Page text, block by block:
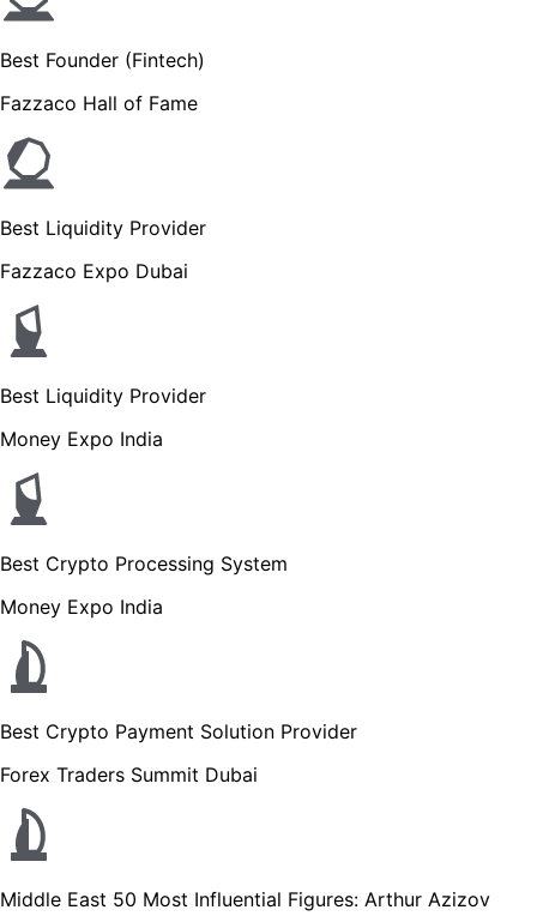
Best Founder (Fintech)
Fazzaco Hall of Fame
Best Liquidity Provider
Fazzaco Expo Dubai
Best Liquidity Provider
Money Expo India
Best Crypto Processing System
Money Expo India
Best Crypto Payment Solution Provider
Forex Traders Summit Dubai
Middle East 50 Most Influential Figures: Arthur Azizov